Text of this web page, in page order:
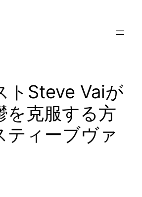
トSteve Vaiが
を克服する方
ティーブヴァ